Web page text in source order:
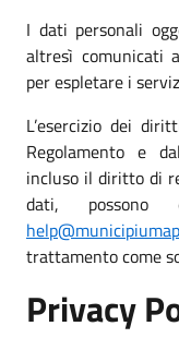
I dati personali
altresì comunicati
per espletare i
L’esercizio dei
Regolamento e
incluso il diritto di
dati, possono
trattamento come
Privacy